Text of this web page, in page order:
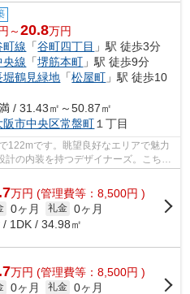
～20.8万円
町線 「谷町四丁目 」駅 徒歩3分
央線 「堺筋本町 」駅 徒歩9分
堀鶴見緑地 「松屋町 」駅 徒歩10
/ 31.43㎡～50.87㎡
阪市中央区常盤町 １丁目
122mです。眺望良好なエリアで魅力
計の内装を持つデザイナーズ。こちら
...
万円 (管理費等：8,500円 )
0ヶ月 礼金 0ヶ月
/ 1DK / 34.98㎡
万円 (管理費等：8,500円 )
0ヶ月 礼金 0ヶ月